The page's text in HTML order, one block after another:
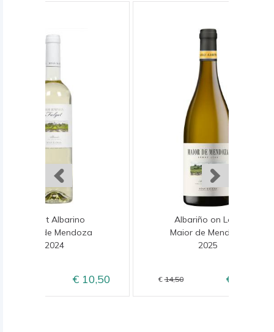
Fulget Albarino
Maior de Mendoza
2024
10,50
Albariño on Lees
Maior de Mendoza
2025
14,50